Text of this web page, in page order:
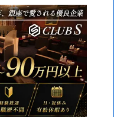
アを全力バックアップしま